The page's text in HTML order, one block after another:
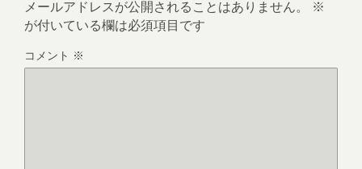
メールアドレスが公開されることはありません。
※
が付いている欄は必須項目です
コメント ※